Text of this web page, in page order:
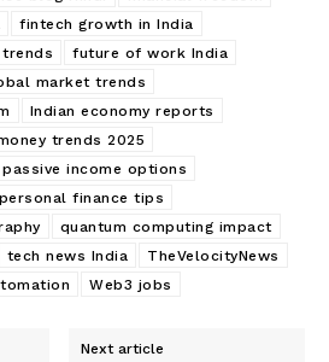
fintech growth in India
future of work India
market trends
Indian economy reports
trends 2025
passive income options
personal finance tips
quantum computing impact
tech news India
TheVelocityNews
Web3 jobs
Next article